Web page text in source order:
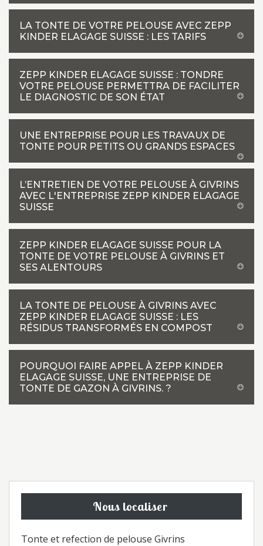
LA TONTE DE VOTRE PELOUSE AVEC ZEPP
KINDER ELAGAGE SUISSE : LES TARIFS
ZEPP KINDER ELAGAGE SUISSE : TONDRE
VOTRE PELOUSE PERMETTRA DE FACILITER
LE DIAGNOSTIC DE SON ÉTAT
UNE ENTREPRISE POUR LES TRAVAUX DE
TONTE POUR PETITS OU GRANDS ESPACES
L’ENTRETIEN DE VOTRE PELOUSE À GIVRINS
AVEC L'ENTREPRISE ZEPP KINDER ELAGAGE
SUISSE
ZEPP KINDER ELAGAGE SUISSE POUR LA
TONTE DE VOTRE PELOUSE À GIVRINS ET
SES ALENTOURS
LA TONTE DE PELOUSE À GIVRINS AVEC
ZEPP KINDER ELAGAGE SUISSE : LES
RÉSIDUS TRANSFORMÉS EN COMPOST
POURQUOI FAIRE APPEL À ZEPP KINDER
ELAGAGE SUISSE, UNE ENTREPRISE DE
TONTE DE GAZON À GIVRINS. ?
Nous localiser
Tonte et refection de pelouse Givrins